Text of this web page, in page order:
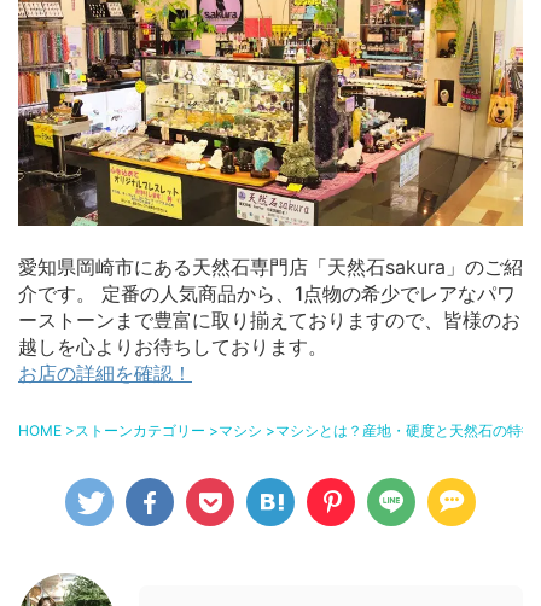
愛知県岡崎市にある天然石専門店「天然石sakura」のご紹
介です。 定番の人気商品から、1点物の希少でレアなパワ
ーストーンまで豊富に取り揃えておりますので、皆様のお
越しを心よりお待ちしております。
お店の詳細を確認！
HOME >ストーンカテゴリー >マシシ >マシシとは？産地・硬度と天然石の特徴